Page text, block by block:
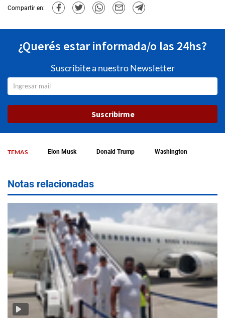
Compartir en:
¿Querés estar informada/o las 24hs?
Suscribite a nuestro Newsletter
Suscribirme
TEMAS Elon Musk Donald Trump Washington
Notas relacionadas